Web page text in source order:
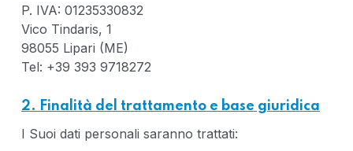
P. IVA: 01235330832
Vico Tindaris, 1
98055 Lipari (ME)
Tel: +39 393 9718272
2. Finalità del trattamento e base giuridica
I Suoi dati personali saranno trattati: